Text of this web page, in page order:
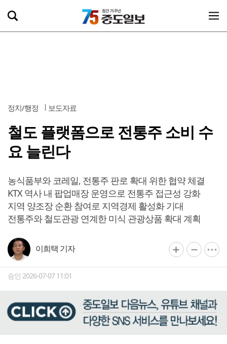
정치/행정 보도자료
철도 플랫폼으로 전통주 소비 수
요 늘린다
농식품부와 코레일, 전통주 판로 확대 위한 협약 체결
KTX 역사 내 팝업매장 운영으로 전통주 접근성 강화
지역 양조장 순환 참여로 지역경제 활성화 기대
전통주와 철도관광 연계한 미식 관광상품 확대 계획
이희택 기자
승인 2026-07-07 11:01